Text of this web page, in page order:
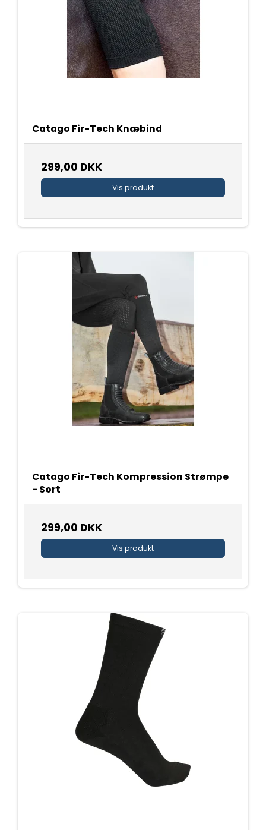
Catago Fir-Tech Knæbind
299,00 DKK
Vis produkt
Catago Fir-Tech Kompression Strømpe
- Sort
299,00 DKK
Vis produkt